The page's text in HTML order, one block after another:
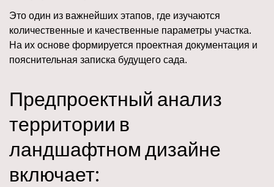
Это один из важнейших этапов, где изучаются
количественные и качественные параметры участка.
На их основе формируется проектная документация и
пояснительная записка будущего сада.
Предпроектный анализ
территории в
ландшафтном дизайне
включает: